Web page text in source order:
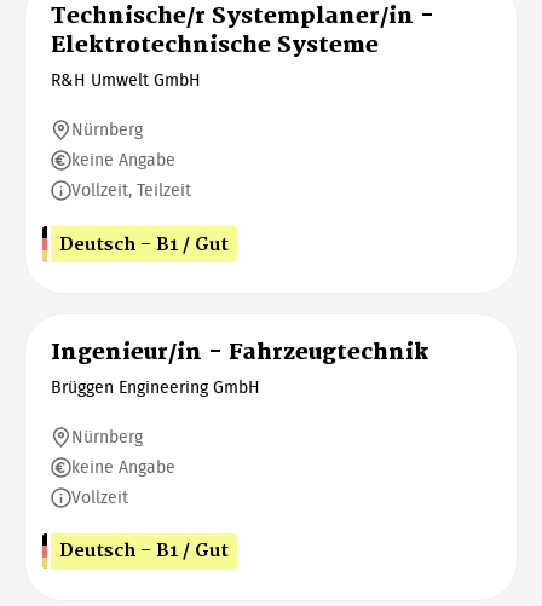
Technische/r Systemplaner/in -
Elektrotechnische Systeme
R&H Umwelt GmbH
Nürnberg
keine Angabe
Vollzeit, Teilzeit
Deutsch - B1 / Gut
Ingenieur/in - Fahrzeugtechnik
Brüggen Engineering GmbH
Nürnberg
keine Angabe
Vollzeit
Deutsch - B1 / Gut